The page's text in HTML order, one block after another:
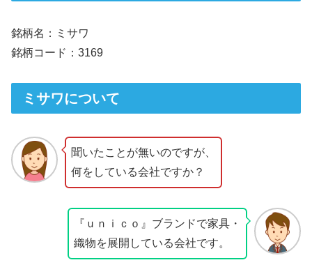
銘柄名：ミサワ
銘柄コード：3169
ミサワについて
聞いたことが無いのですが、
何をしている会社ですか？
『ｕｎｉｃｏ』ブランドで家具・
織物を展開している会社です。